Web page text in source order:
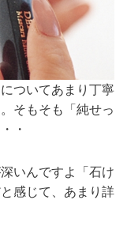
ついてあまり丁寧
そもそも「純せっ
・
いんですよ「石け
感じて、あまり詳